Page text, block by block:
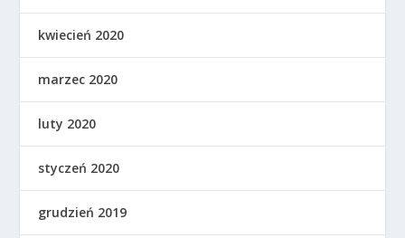
kwiecień 2020
marzec 2020
luty 2020
styczeń 2020
grudzień 2019